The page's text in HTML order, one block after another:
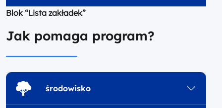
Blok “Lista zakładek”
Jak pomaga program?
środowisko